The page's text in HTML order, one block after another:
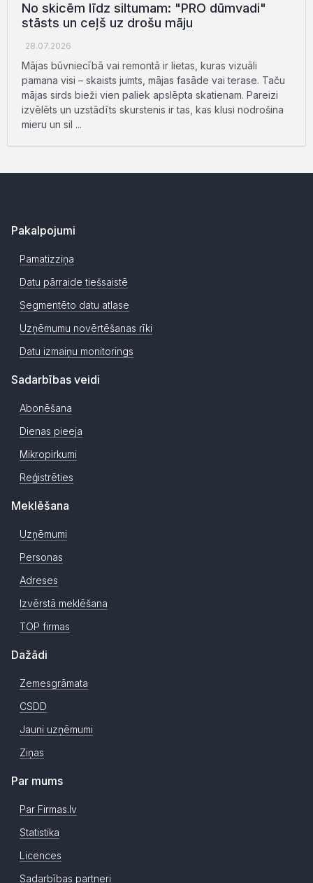
No skicēm līdz siltumam: "PRO dūmvadi"
stāsts un ceļš uz drošu māju
28.07.2026
Mājas būvniecībā vai remontā ir lietas, kuras vizuāli
pamana visi – skaists jumts, mājas fasāde vai terase. Taču
mājas sirds bieži vien paliek apslēpta skatienam. Pareizi
izvēlēts un uzstādīts skurstenis ir tas, kas klusi nodrošina
mieru un sil ...
Pakalpojumi
Pamatizziņa
Datu pārraide tiešsaistē
Segmentēto datu atlase
Uzņēmumu novērtēšanas rīki
Datu izmaiņu monitorings
Sadarbības veidi
Abonēšana
Dienas pieeja
Mikropirkumi
Reģistrēties
Meklēšana
Uzņēmumi
Personas
Adreses
Izvērstā meklēšana
TOP firmas
Dažādi
Zemesgrāmata
CSDD
Jauni uzņēmumi
Ziņas
Par mums
Par Firmas.lv
Statistika
Licences
Sadarbības partneri